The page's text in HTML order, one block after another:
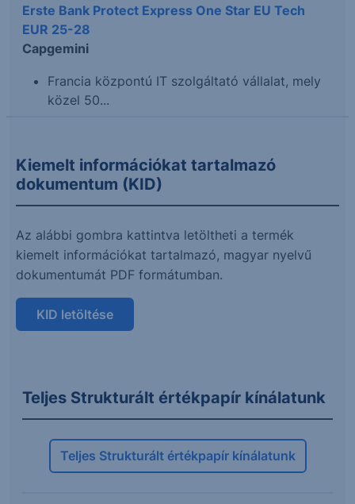
Erste Bank Protect Express One Star EU Tech
EUR 25-28
Capgemini
Francia központú IT szolgáltató vállalat, mely
közel 50...
Kiemelt információkat tartalmazó
dokumentum (KID)
Az alábbi gombra kattintva letöltheti a termék
kiemelt információkat tartalmazó, magyar nyelvű
dokumentumát PDF formátumban.
KID letöltése
Teljes Strukturált értékpapír kínálatunk
Teljes Strukturált értékpapír kínálatunk